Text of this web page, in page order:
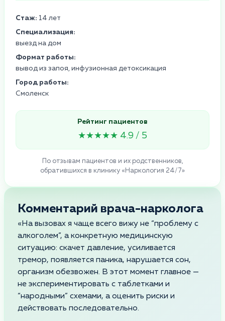
Стаж: 14 лет
Специализация:
выезд на дом
Формат работы:
вывод из запоя, инфузионная детоксикация
Город работы:
Смоленск
Рейтинг пациентов
★★★★★ 4.9 / 5
По отзывам пациентов и их родственников,
обратившихся в клинику «Наркология 24/7»
Комментарий врача-нарколога
«На вызовах я чаще всего вижу не “проблему с
алкоголем”, а конкретную медицинскую
ситуацию: скачет давление, усиливается
тремор, появляется паника, нарушается сон,
организм обезвожен. В этот момент главное —
не экспериментировать с таблетками и
“народными” схемами, а оценить риски и
действовать последовательно.